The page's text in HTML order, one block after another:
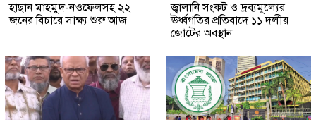
হাছান মাহমুদ-নওফেলসহ ২২
জনের বিচারে সাক্ষ্য শুরু আজ
জ্বালানি সংকট ও দ্রব্যমূল্যের
ঊর্ধ্বগতির প্রতিবাদে ১১ দলীয়
জোটের অবস্থান